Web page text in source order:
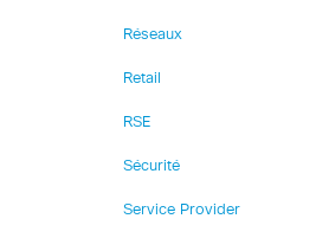
Réseaux
Retail
RSE
Sécurité
Service Provider